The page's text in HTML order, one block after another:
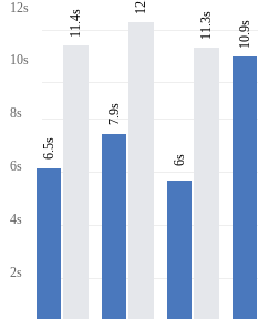
12s
10s
8s
6s
4s
2s
6.5s
11.4s
7.9s
6s
11.3s 10.9s